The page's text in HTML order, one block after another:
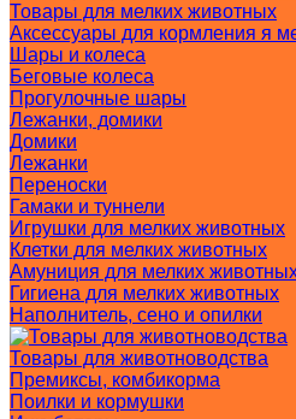
Товары для мелких животных
Аксессуары для кормления я
Шары и колеса
Беговые колеса
Прогулочные шары
Лежанки, домики
Домики
Лежанки
Переноски
Гамаки и туннели
Игрушки для мелких животных
Клетки для мелких животных
Амуниция для мелких
Гигиена для мелких животных
Наполнитель, сено и опилки
Товары для животноводства
Премиксы, комбикорма
Поилки и кормушки